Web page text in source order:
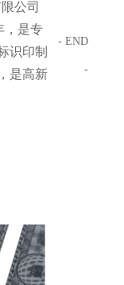
公司
，是专
识印制
是高新
- END
-